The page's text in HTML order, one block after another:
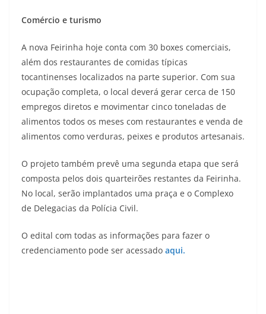
Comércio e turismo
A nova Feirinha hoje conta com 30 boxes comerciais,
além dos restaurantes de comidas típicas
tocantinenses localizados na parte superior. Com sua
ocupação completa, o local deverá gerar cerca de 150
empregos diretos e movimentar cinco toneladas de
alimentos todos os meses com restaurantes e venda de
alimentos como verduras, peixes e produtos artesanais.
O projeto também prevê uma segunda etapa que será
composta pelos dois quarteirões restantes da Feirinha.
No local, serão implantados uma praça e o Complexo
de Delegacias da Polícia Civil.
O edital com todas as informações para fazer o
credenciamento pode ser acessado aqui.